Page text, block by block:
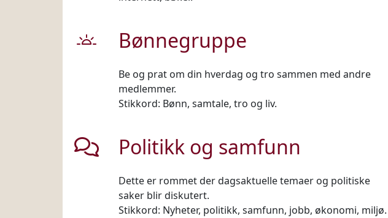
Bønnegruppe
Be og prat om din hverdag og tro sammen med andre
medlemmer.
Stikkord: Bønn, samtale, tro og liv.
Politikk og samfunn
Dette er rommet der dagsaktuelle temaer og politiske
saker blir diskutert.
Stikkord: Nyheter, politikk, samfunn, jobb, økonomi, miljø.